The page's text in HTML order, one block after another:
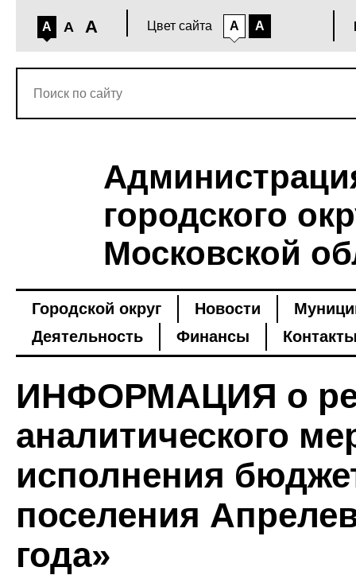
A A A Цвет сайта A A
городского
Московской
Городской округ Новости
Деятельность
Финансы
ИНФОРМАЦИЯ о
аналитического
исполнения
поселения
года»